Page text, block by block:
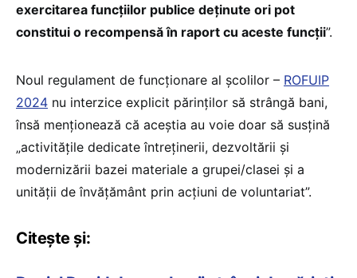
exercitarea funcţiilor publice deţinute ori pot
constitui o recompensă în raport cu aceste funcţii”.
Noul regulament de funcționare al școlilor – ROFUIP
2024 nu interzice explicit părinților să strângă bani,
însă menționează că aceștia au voie doar să susţină
„activităţile dedicate întreţinerii, dezvoltării şi
modernizării bazei materiale a grupei/clasei şi a
unităţii de învăţământ prin acţiuni de voluntariat”.
Citește și: